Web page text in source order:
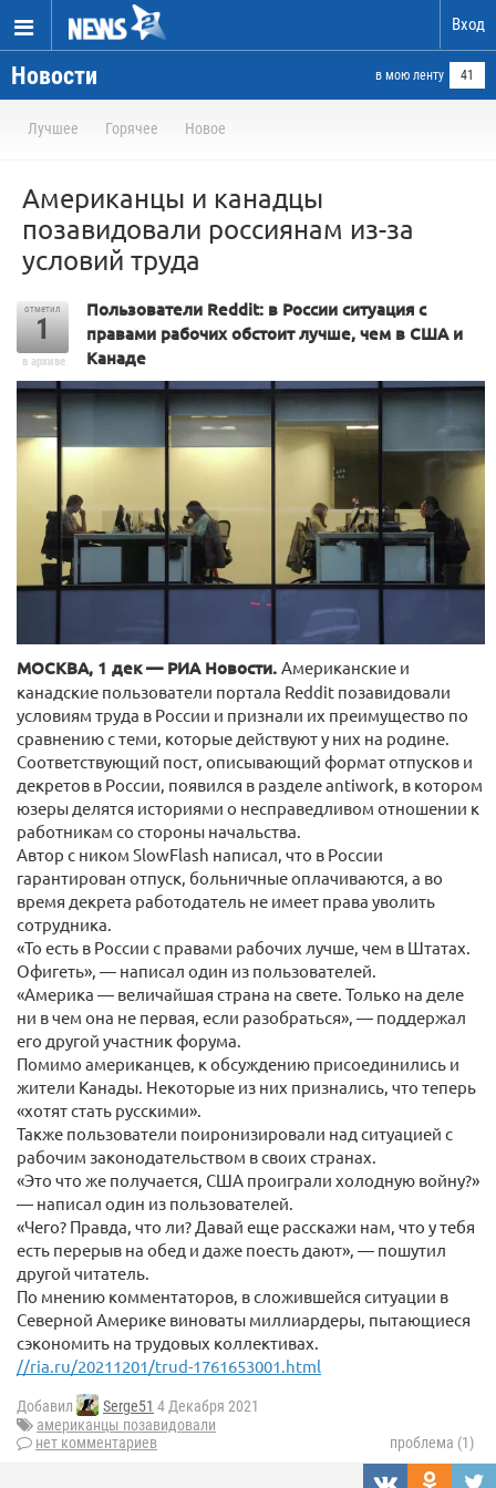
Вход
Новости в мою ленту 41
Лучшее Горячее Новое
Американцы и канадцы
позавидовали россиянам из-за
условий труда
отметил
1
в архиве
Пользователи Reddit: в России ситуация с
правами рабочих обстоит лучше, чем в США и
Канаде
МОСКВА, 1 дек — РИА Новости. Американские и
канадские пользователи портала Reddit позавидовали
условиям труда в России и признали их преимущество по
сравнению с теми, которые действуют у них на родине.
Соответствующий пост, описывающий формат отпусков и
декретов в России, появился в разделе antiwork, в котором
юзеры делятся историями о несправедливом отношении к
работникам со стороны начальства.
Автор с ником SlowFlash написал, что в России
гарантирован отпуск, больничные оплачиваются, а во
время декрета работодатель не имеет права уволить
сотрудника.
«То есть в России с правами рабочих лучше, чем в Штатах.
Офигеть», — написал один из пользователей.
«Америка — величайшая страна на свете. Только на деле
ни в чем она не первая, если разобраться», — поддержал
его другой участник форума.
Помимо американцев, к обсуждению присоединились и
жители Канады. Некоторые из них признались, что теперь
«хотят стать русскими».
Также пользователи поиронизировали над ситуацией с
рабочим законодательством в своих странах.
«Это что же получается, США проиграли холодную войну?»
— написал один из пользователей.
«Чего? Правда, что ли? Давай еще расскажи нам, что у тебя
есть перерыв на обед и даже поесть дают», — пошутил
другой читатель.
По мнению комментаторов, в сложившейся ситуации в
Северной Америке виноваты миллиардеры, пытающиеся
сэкономить на трудовых коллективах.
//ria.ru/20211201/trud-1761653001.html
Добавил Serge51 4 Декабря 2021
американцы позавидовали
нет комментариев
проблема (1)